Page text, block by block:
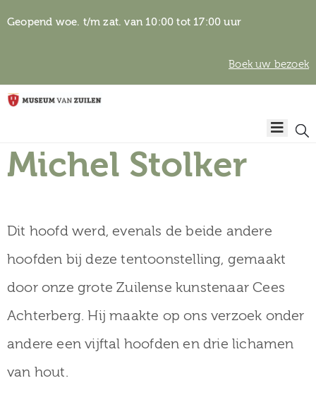
Geopend woe. t/m zat. van 10:00 tot 17:00 uur
Boek uw bezoek
Home
Plan
Over het
museum
Michel Stolker
Dit hoofd werd, evenals de beide andere
hoofden bij deze tentoonstelling, gemaakt
door onze grote Zuilense kunstenaar Cees
Achterberg. Hij maakte op ons verzoek onder
andere een vijftal hoofden en drie lichamen
van hout.
Algemene
Auteursrechten